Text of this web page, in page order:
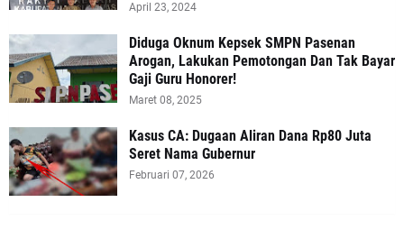
April 23, 2024
Diduga Oknum Kepsek SMPN Pasenan
Arogan, Lakukan Pemotongan Dan Tak Bayar
Gaji Guru Honorer!
Maret 08, 2025
Kasus CA: Dugaan Aliran Dana Rp80 Juta
Seret Nama Gubernur
Februari 07, 2026